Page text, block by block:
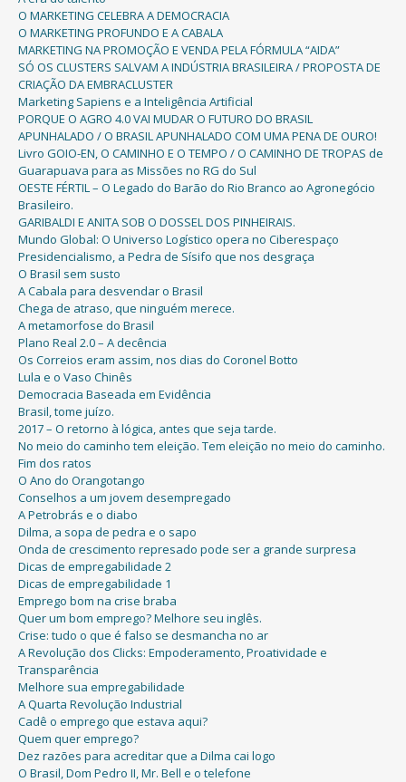
O MARKETING CELEBRA A DEMOCRACIA
O MARKETING PROFUNDO E A CABALA
MARKETING NA PROMOÇÃO E VENDA PELA FÓRMULA “AIDA”
SÓ OS CLUSTERS SALVAM A INDÚSTRIA BRASILEIRA / PROPOSTA DE
CRIAÇÃO DA EMBRACLUSTER
Marketing Sapiens e a Inteligência Artificial
PORQUE O AGRO 4.0 VAI MUDAR O FUTURO DO BRASIL
APUNHALADO / O BRASIL APUNHALADO COM UMA PENA DE OURO!
Livro GOIO-EN, O CAMINHO E O TEMPO / O CAMINHO DE TROPAS de
Guarapuava para as Missões no RG do Sul
OESTE FÉRTIL – O Legado do Barão do Rio Branco ao Agronegócio
Brasileiro.
GARIBALDI E ANITA SOB O DOSSEL DOS PINHEIRAIS.
Mundo Global: O Universo Logístico opera no Ciberespaço
Presidencialismo, a Pedra de Sísifo que nos desgraça
O Brasil sem susto
A Cabala para desvendar o Brasil
Chega de atraso, que ninguém merece.
A metamorfose do Brasil
Plano Real 2.0 – A decência
Os Correios eram assim, nos dias do Coronel Botto
Lula e o Vaso Chinês
Democracia Baseada em Evidência
Brasil, tome juízo.
2017 – O retorno à lógica, antes que seja tarde.
No meio do caminho tem eleição. Tem eleição no meio do caminho.
Fim dos ratos
O Ano do Orangotango
Conselhos a um jovem desempregado
A Petrobrás e o diabo
Dilma, a sopa de pedra e o sapo
Onda de crescimento represado pode ser a grande surpresa
Dicas de empregabilidade 2
Dicas de empregabilidade 1
Emprego bom na crise braba
Quer um bom emprego? Melhore seu inglês.
Crise: tudo o que é falso se desmancha no ar
A Revolução dos Clicks: Empoderamento, Proatividade e
Transparência
Melhore sua empregabilidade
A Quarta Revolução Industrial
Cadê o emprego que estava aqui?
Quem quer emprego?
Dez razões para acreditar que a Dilma cai logo
O Brasil, Dom Pedro II, Mr. Bell e o telefone